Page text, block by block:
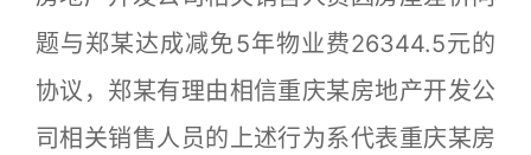
题与郑某达成减免5年物业费26344.5元的
协议，郑某有理由相信重庆某房地产开发公
司相关销售人员的上述行为系代表重庆某房